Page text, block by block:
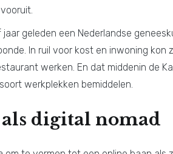
jaar geleden een Nederlandse
In ruil voor kost en inwoning kon
werken. En dat middenin de
werkplekken bemiddelen.
als digital nomad